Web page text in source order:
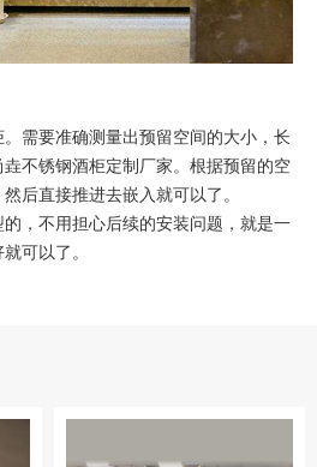
需要准确测量出预留空间的大小，长
不锈钢酒柜定制厂家。根据预留的空
后直接推进去嵌入就可以了。
，不用担心后续的安装问题，就是一
可以了。